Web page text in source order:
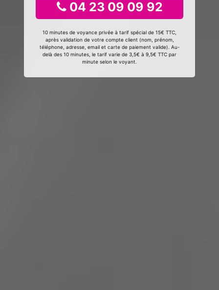
04 23 09 09 92
10 minutes de voyance privée à tarif spécial de 15€ TTC,
après validation de votre compte client (nom, prénom,
téléphone, adresse, email et carte de paiement valide). Au-
delà des 10 minutes, le tarif varie de 3,5€ à 9,5€ TTC par
minute selon le voyant.